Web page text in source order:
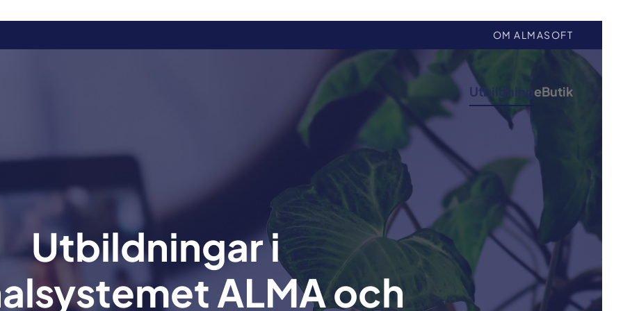
OM ALMASOFT
UtbildningeButik
Utbildningar i
ALMA och